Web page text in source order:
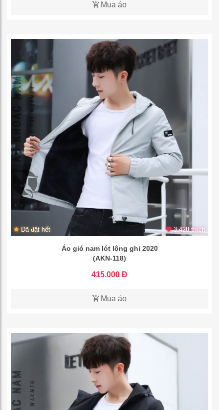
Mua áo
Đã đặt hết 3.428 thích
Áo gió nam lót lông ghi 2020
(AKN-118)
415.000 Đ
Mua áo